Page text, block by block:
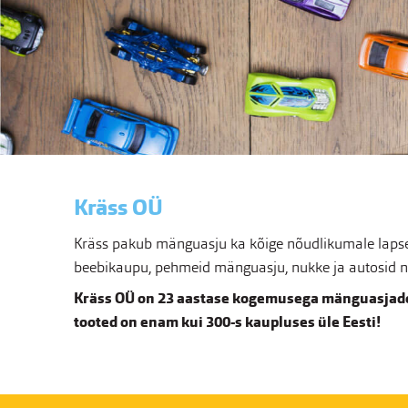
Kräss OÜ
Kräss pakub mänguasju ka kõige nõudlikumale
beebikaupu, pehmeid mänguasju, nukke ja autosid
Kräss OÜ on 23 aastase kogemusega
tooted on enam kui 300-s kaupluses üle Eesti!